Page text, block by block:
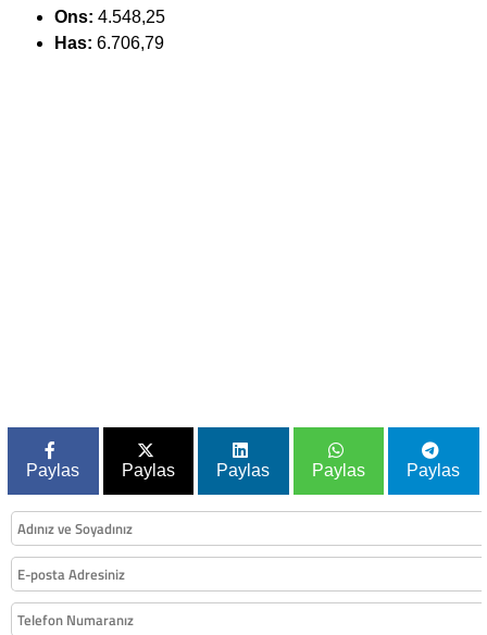
Ons: 4.548,25
Has: 6.706,79
Paylas Paylas Paylas Paylas Paylas